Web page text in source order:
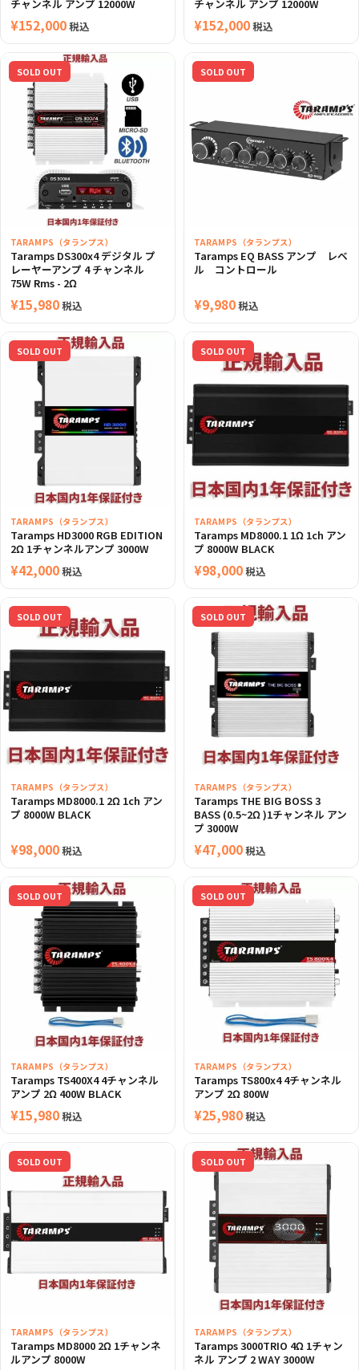
チャンネル アンプ 12000W
¥152,000税込
チャンネル アンプ 12000W
¥152,000税込
SOLD OUT
TARAMPS（タランプス）
Taramps DS300x4 デジタル プ
レーヤーアンプ 4 チャンネル
75W Rms - 2Ω
¥15,980税込
SOLD OUT
TARAMPS（タランプス）
Taramps EQ BASS アンプ レベ
ル コントロール
¥9,980税込
SOLD OUT
TARAMPS（タランプス）
Taramps HD3000 RGB EDITION
2Ω 1チャンネルアンプ 3000W
¥42,000税込
SOLD OUT
TARAMPS（タランプス）
Taramps MD8000.1 1Ω 1ch アン
プ 8000W BLACK
¥98,000税込
SOLD OUT
TARAMPS（タランプス）
Taramps MD8000.1 2Ω 1ch アン
プ 8000W BLACK
¥98,000税込
SOLD OUT
TARAMPS（タランプス）
Taramps THE BIG BOSS 3
BASS (0.5~2Ω )1チャンネル アン
プ 3000W
¥47,000税込
SOLD OUT
TARAMPS（タランプス）
Taramps TS400X4 4チャンネル
アンプ 2Ω 400W BLACK
¥15,980税込
SOLD OUT
TARAMPS（タランプス）
Taramps TS800x4 4チャンネル
アンプ 2Ω 800W
¥25,980税込
SOLD OUT
TARAMPS（タランプス）
Taramps MD8000 2Ω 1チャンネ
ルアンプ 8000W
SOLD OUT
TARAMPS（タランプス）
Taramps 3000TRIO 4Ω 1チャン
ネル アンプ 2 WAY 3000W